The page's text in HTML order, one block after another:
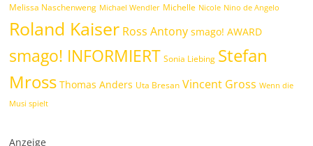
Melissa Naschenweng Michael Wendler Michelle Nicole Nino de Angelo
Roland Kaiser Ross Antony smago! AWARD
smago! INFORMIERT Sonia Liebing Stefan
Mross Thomas Anders Uta Bresan Vincent Gross Wenn die
Musi spielt
Anzeige